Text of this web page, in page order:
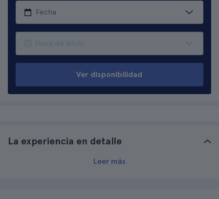
Ver disponibilidad
La experiencia en detalle
Leer más